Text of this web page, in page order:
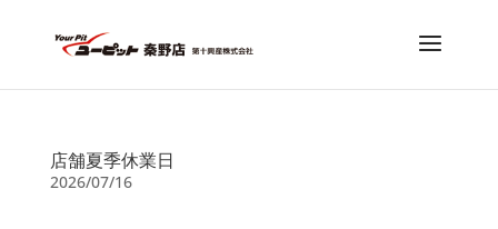
店舗夏季休業日
2026/07/16